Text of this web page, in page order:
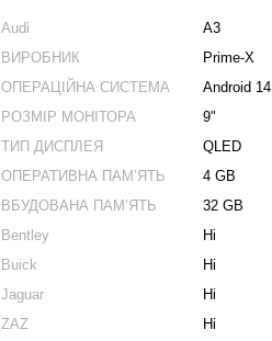
Audi
A3
ВИРОБНИК
Prime-X
ОПЕРАЦІЙНА СИСТЕМА
Android 14
РОЗМІР МОНІТОРА
9"
ТИП ДИСПЛЕЯ
QLED
ОПЕРАТИВНА ПАМʼЯТЬ
4 GB
ВБУДОВАНА ПАМʼЯТЬ
32 GB
Bentley
Ні
Buick
Ні
Jaguar
Ні
ZAZ
Ні